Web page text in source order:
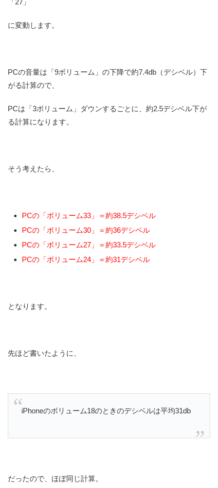
「27」
に変動します。
PCの音量は「9ボリューム」の下降で約7.4db（デシベル）下
がる計算ので、
PCは「3ボリューム」ダウンするごとに、約2.5デシベル下が
る計算になります。
そう考えたら、
PCの「ボリューム33」＝約38.5デシベル
PCの「ボリューム30」＝約36デシベル
PCの「ボリューム27」＝約33.5デシベル
PCの「ボリューム24」＝約31デシベル
となります。
先ほど書いたように、
iPhoneのボリューム18のときのデシベルは平均31db
だったので、ほぼ同じ計算。